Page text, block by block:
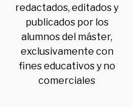
redactados, editados y
publicados por los
alumnos del máster,
exclusivamente con
fines educativos y no
comerciales